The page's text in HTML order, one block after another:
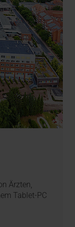
Ärzten,
Tablet-PC